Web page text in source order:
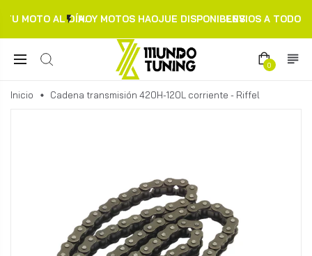
TU MOTO AL DÍA.HOY MOTOS HAOJUE DISPONIBLESENVIOS A TODO
0
Inicio Cadena transmisión 420H-120L corriente - Riffel